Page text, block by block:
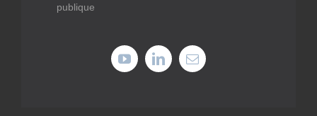
Offres professionnelles
publique